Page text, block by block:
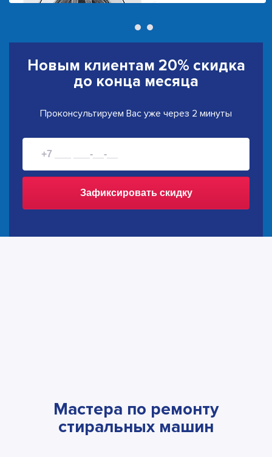
Новым клиентам 20% скидка
до конца месяца
Проконсультируем Вас уже через 2 минуты
Зафиксировать скидку
Мастера по ремонту
стиральных машин